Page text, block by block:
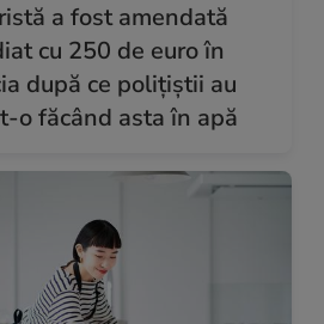
a fost amendată
cu 250 de euro în
după ce polițiștii au
o făcând asta în apă